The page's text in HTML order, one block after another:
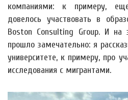
компаниями: к примеру,
довелось участвовать в
Boston Consulting Group. И на
прошло замечательно: я
университете, к примеру, про
исследования с мигрантами.